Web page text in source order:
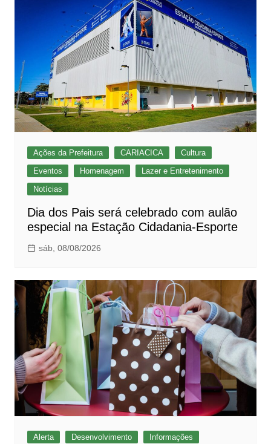
Ações da Prefeitura CARIACICA
Cultura
Eventos
Homenagem
Lazer e Entretenimento
Notícias
Dia dos Pais será celebrado com aulão
especial na Estação Cidadania-Esporte
sáb, 08/08/2026
Alerta Desenvolvimento
Informações